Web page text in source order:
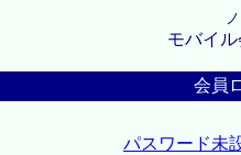
モバイル
会員
パスワード未